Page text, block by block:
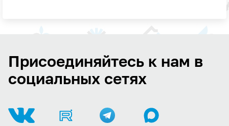
Присоединяйтесь к нам в
социальных сетях